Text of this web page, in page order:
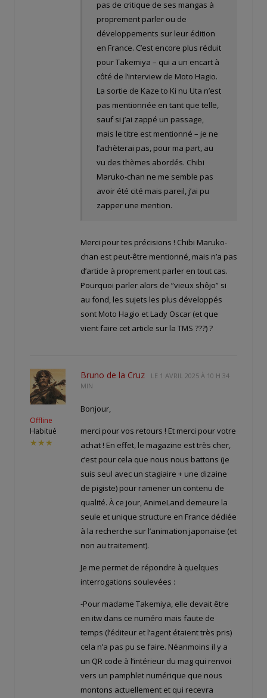
pas de critique de ses mangas à
proprement parler ou de
développements sur leur édition
en France. C’est encore plus réduit
pour Takemiya – qui a un encart à
côté de l’interview de Moto Hagio.
La sortie de Kaze to Ki nu Uta n’est
pas mentionnée en tant que telle,
sauf si j’ai zappé un passage,
mais le titre est mentionné – je ne
l’achèterai pas, pour ma part, au
vu des thèmes abordés. Chibi
Maruko-chan ne me semble pas
avoir été cité mais pareil, j’ai pu
zapper une mention.
Merci pour tes précisions ! Chibi Maruko-
chan est peut-être mentionné, mais n’a pas
d’article à proprement parler en tout cas.
Pourquoi parler alors de ”vieux shôjo” si
au fond, les sujets les plus développés
sont Moto Hagio et Lady Oscar (et que
vient faire cet article sur la TMS ???) ?
Offline
Habitué
★★★
Bruno de la Cruz LE 1 AVRIL 2025 À 10 H 34
MIN
Bonjour,
merci pour vos retours ! Et merci pour votre
achat ! En effet, le magazine est très cher,
c’est pour cela que nous nous battons (je
suis seul avec un stagiaire + une dizaine
de pigiste) pour ramener un contenu de
qualité. À ce jour, AnimeLand demeure la
seule et unique structure en France dédiée
à la recherche sur l’animation japonaise (et
non au traitement).
Je me permet de répondre à quelques
interrogations soulevées :
-Pour madame Takemiya, elle devait être
en itw dans ce numéro mais faute de
temps (l’éditeur et l’agent étaient très pris)
cela n’a pas pu se faire. Néanmoins il y a
un QR code à l’intérieur du mag qui renvoi
vers un pamphlet numérique que nous
montons actuellement et qui recevra